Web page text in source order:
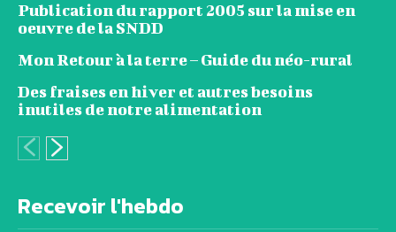
Publication du rapport 2005 sur la mise en
oeuvre de la SNDD
Mon Retour à la terre – Guide du néo-rural
Des fraises en hiver et autres besoins
inutiles de notre alimentation
Recevoir l'hebdo